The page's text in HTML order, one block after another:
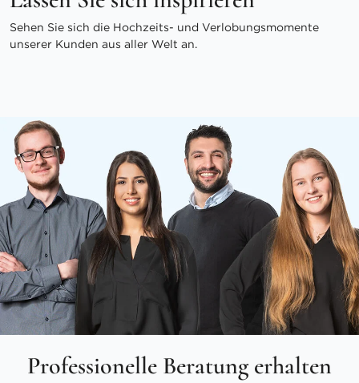
Sehen Sie sich die Hochzeits- und Verlobungsmomente
unserer Kunden aus aller Welt an.
Professionelle Beratung erhalten